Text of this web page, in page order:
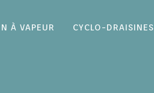
À VAPEUR CYCLO-DRAISINES